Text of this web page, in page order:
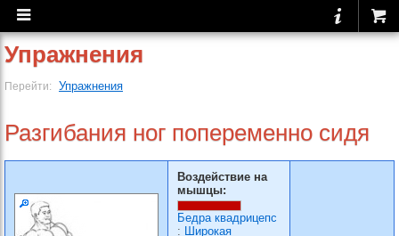
Упражнения
Перейти: Упражнения
Разгибания ног попеременно сидя
Воздействие на
мышцы:
Бедра квадрицепс
: Широкая